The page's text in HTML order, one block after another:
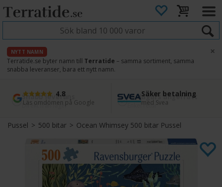
NYTT NAMN
Terratide.se byter namn till Terratide – samma sortiment, samma
snabba leveranser, bara ett nytt namn.
×
4.8
Läs omdömen på Google
Säker betalning
med Svea
Snabb leverans
Direkt från lager
45 dagars ångerrätt
Enkel retur
Pussel>500 bitar>Ocean Whimsey 500 bitar Pussel